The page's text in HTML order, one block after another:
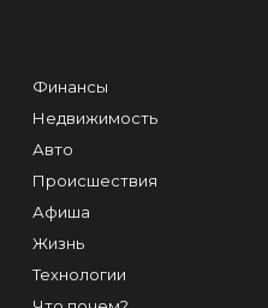
Финансы
Недвижимость
Авто
Происшествия
Афиша
Жизнь
Технологии